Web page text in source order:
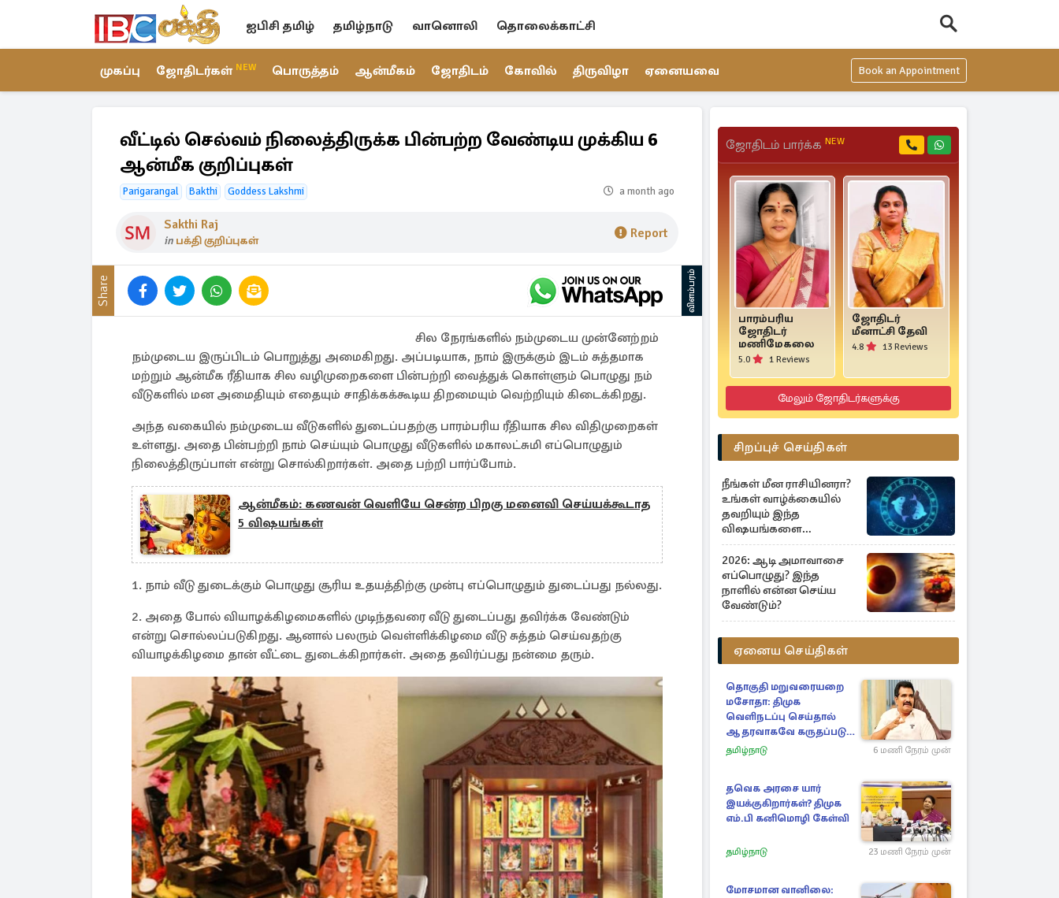
ஐபிசி தமிழ் தமிழ்நாடு வானொலி தொலைக்காட்சி
முகப்பு ஜோதிடர்கள் NEW பொருத்தம் ஆன்மீகம் ஜோதிடம் கோவில் திருவிழா ஏனையவை Book an Appointment
வீட்டில் செல்வம் நிலைத்திருக்க பின்பற்ற வேண்டிய முக்கிய 6
ஆன்மீக குறிப்புகள்
Parigarangal Bakthi Goddess Lakshmi a month ago
Sakthi Raj
in பக்தி குறிப்புகள் Report
Share விளம்பரம்
சில நேரங்களில் நம்முடைய முன்னேற்றம்
நம்முடைய இருப்பிடம் பொறுத்து அமைகிறது. அப்படியாக, நாம் இருக்கும் இடம் சுத்தமாக
மற்றும் ஆன்மீக ரீதியாக சில வழிமுறைகளை பின்பற்றி வைத்துக் கொள்ளும் பொழுது நம்
வீடுகளில் மன அமைதியும் எதையும் சாதிக்கக்கூடிய திறமையும் வெற்றியும் கிடைக்கிறது.
அந்த வகையில் நம்முடைய வீடுகளில் துடைப்பதற்கு பாரம்பரிய ரீதியாக சில விதிமுறைகள்
உள்ளது. அதை பின்பற்றி நாம் செய்யும் பொழுது வீடுகளில் மகாலட்சுமி எப்பொழுதும்
நிலைத்திருப்பாள் என்று சொல்கிறார்கள். அதை பற்றி பார்ப்போம்.
ஆன்மீகம்: கணவன் வெளியே சென்ற பிறகு மனைவி செய்யக்கூடாத
5 விஷயங்கள்
1. நாம் வீடு துடைக்கும் பொழுது சூரிய உதயத்திற்கு முன்பு எப்பொழுதும் துடைப்பது நல்லது.
2. அதை போல் வியாழக்கிழமைகளில் முடிந்தவரை வீடு துடைப்பது தவிர்க்க வேண்டும்
என்று சொல்லப்படுகிறது. ஆனால் பலரும் வெள்ளிக்கிழமை வீடு சுத்தம் செய்வதற்கு
வியாழக்கிழமை தான் வீட்டை துடைக்கிறார்கள். அதை தவிர்ப்பது நன்மை தரும்.
ஜோதிடம் பார்க்க NEW
பாரம்பரிய
ஜோதிடர்
மணிமேகலை
5.0 1 Reviews
ஜோதிடர்
மீனாட்சி தேவி
4.8 13 Reviews
மேலும் ஜோதிடர்களுக்கு
சிறப்புச் செய்திகள்
நீங்கள் மீன ராசியினரா?
உங்கள் வாழ்க்கையில்
தவறியும் இந்த
விஷயங்களை
செய்யாதீர்கள்
2026: ஆடி அமாவாசை
எப்பொழுது? இந்த
நாளில் என்ன செய்ய
வேண்டும்?
ஏனைய செய்திகள்
தொகுதி மறுவரையறை
மசோதா: திமுக
வெளிநடப்பு செய்தால்
ஆதரவாகவே கருதப்படும்
– அமைச்சர் நிர்மல்குமார்
தமிழ்நாடு 6 மணி நேரம் முன்
தவெக அரசை யார்
இயக்குகிறார்கள்? திமுக
எம்.பி கனிமொழி கேள்வி
தமிழ்நாடு 23 மணி நேரம் முன்
மோசமான வானிலை: